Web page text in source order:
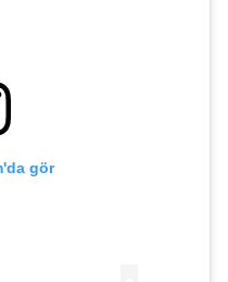
gör